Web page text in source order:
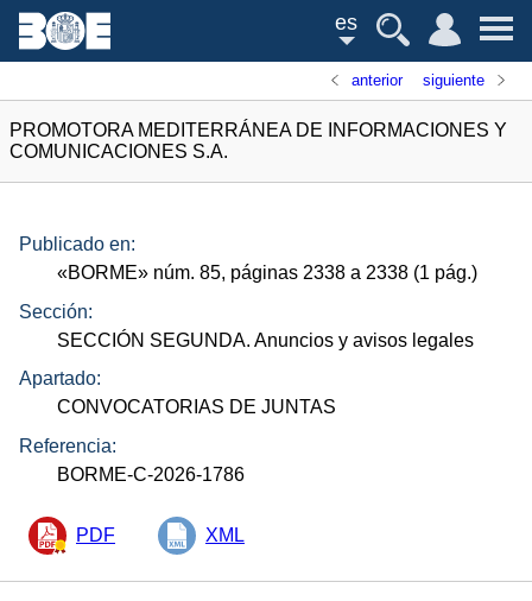
es
anterior siguiente
PROMOTORA MEDITERRÁNEA DE INFORMACIONES Y
COMUNICACIONES S.A.
Publicado en:
«BORME» núm. 85, páginas 2338 a 2338 (1 pág.)
Sección:
SECCIÓN SEGUNDA. Anuncios y avisos legales
Apartado:
CONVOCATORIAS DE JUNTAS
Referencia:
BORME-C-2026-1786
PDF XML